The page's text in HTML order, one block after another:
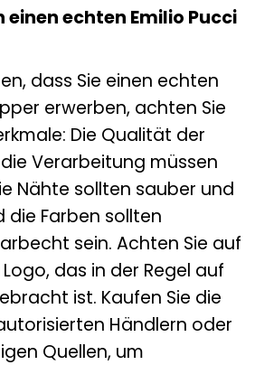
einen echten Emilio Pucci
dass Sie einen echten
erwerben, achten Sie
Die Qualität der
Verarbeitung müssen
Nähte sollten sauber und
die Farben sollten
sein. Achten Sie auf
das in der Regel auf
ist. Kaufen Sie die
Händlern oder
Quellen, um